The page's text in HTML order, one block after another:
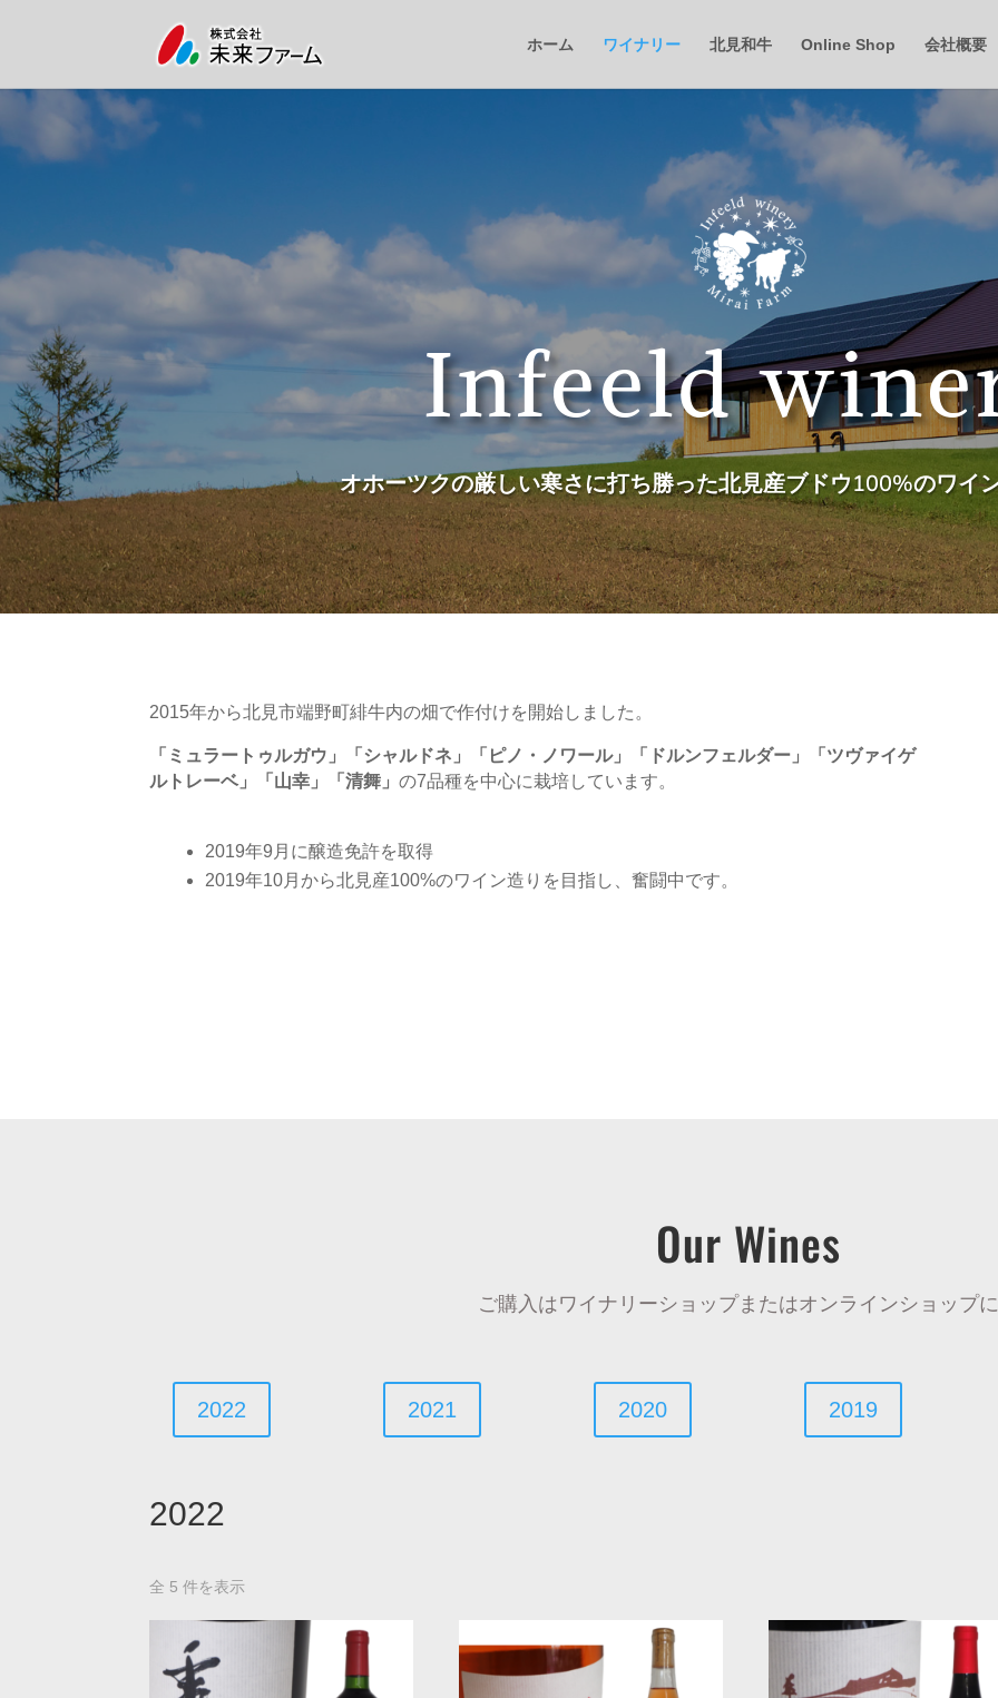
ホーム ワイナリー 北見和牛 Online Shop 会社概要
Infeeld
オホーツクの厳しい寒さに打ち勝った北見産ブドウ100%のワイ
2015年から北見市端野町緋牛内の畑で作付けを開始しました。
「ミュラートゥルガウ」「シャルドネ」「ピノ・ノワール」「ドルンフェルダー」「ツヴァイゲ
ルトレーベ」「山幸」「清舞」の7品種を中心に栽培しています。
2019年9月に醸造免許を取得
2019年10月から北見産100%のワイン造りを目指し、奮闘中です。
Our Wines
ご購入はワイナリーショップまたはオンラインショップ
2022 2021 2020 2019
2022
全 5 件を表示